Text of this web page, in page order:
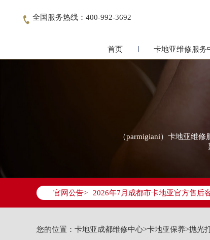
全国服务热线：400-992-3692
首页 卡地亚维修服务
（parmigiani）卡地亚维
官网公告>
2026年7月卡地亚成都市售后服务
2026年7月成都市卡地亚官方售后
四川省成都市锦江区人民东路6号
您的位置： 卡地亚成都维修中心>卡地亚保养>抛光